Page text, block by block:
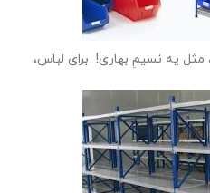
مثل یه نسیمِ بهاری! ️ برای لباس،